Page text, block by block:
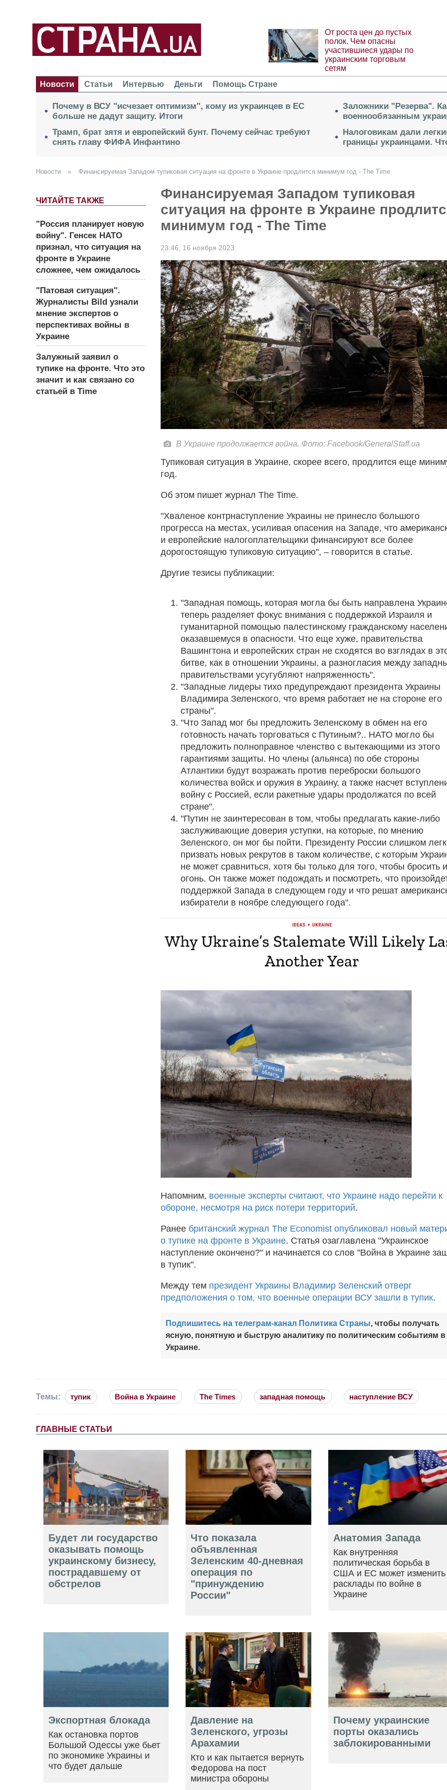
От роста цен до пустых
полок. Чем опасны
участившиеся удары по
украинским торговым
сетям
Новости
Статьи Интервью Деньги Помощь Стране
Почему в ВСУ "исчезает оптимизм", кому из украинцев в ЕС
больше не дадут защиту. Итоги
Трамп, брат зятя и европейский бунт. Почему сейчас требуют
снять главу ФИФА Инфантино
Заложники "Резерва".
военнообязанным
Налоговикам дали
границы украинцами.
Новости » Финансируемая Западом тупиковая ситуация на фронте в Украине продлится минимум год - The Time
ЧИТАЙТЕ ТАКЖЕ
"Россия планирует новую
войну". Генсек НАТО
признал, что ситуация на
фронте в Украине
сложнее, чем ожидалось
"Патовая ситуация".
Журналисты Bild узнали
мнение экспертов о
перспективах войны в
Украине
Залужный заявил о
тупике на фронте. Что это
значит и как связано со
статьей в Time
Финансируемая Западом тупиковая
ситуация на фронте в Украине
минимум год - The Time
23:46, 16 ноября 2023
В Украине продолжается война. Фото: Facebook/GeneralStaff.ua
Тупиковая ситуация в Украине, скорее всего, продлится еще
год.
Об этом пишет журнал The Time.
"Хваленое контрнаступление Украины не принесло большого
прогресса на местах, усиливая опасения на Западе, что
и европейские налогоплательщики финансируют все более
дорогостоящую тупиковую ситуацию", – говорится в статье.
Другие тезисы публикации:
"Западная помощь, которая могла бы быть направлена
теперь разделяет фокус внимания с поддержкой Израиля и
гуманитарной помощью палестинскому гражданскому
оказавшемуся в опасности. Что еще хуже, правительства
Вашингтона и европейских стран не сходятся во взглядах в
битве, как в отношении Украины, а разногласия между
правительствами усугубляют напряженность".
"Западные лидеры тихо предупреждают президента Украины
Владимира Зеленского, что время работает не на стороне его
страны".
"Что Запад мог бы предложить Зеленскому в обмен на его
готовность начать торговаться с Путиным?.. НАТО могло бы
предложить полноправное членство с вытекающими из этого
гарантиями защиты. Но члены (альянса) по обе стороны
Атлантики будут возражать против переброски большого
количества войск и оружия в Украину, а также насчет
войну с Россией, если ракетные удары продолжатся по всей
стране".
"Путин не заинтересован в том, чтобы предлагать какие-либо
заслуживающие доверия уступки, на которые, по мнению
Зеленского, он мог бы пойти. Президенту России слишком
призвать новых рекрутов в таком количестве, с которым
не может сравниться, хотя бы только для того, чтобы бросить
огонь. Он также может подождать и посмотреть, что
поддержкой Запада в следующем году и что решат
избиратели в ноябре следующего года".
Напомним, военные эксперты считают, что Украине надо перейти к
обороне, несмотря на риск потери территорий.
Ранее британский журнал The Economist опубликовал новый
о тупике на фронте в Украине. Статья озаглавлена "Украинское
наступление окончено?" и начинается со слов "Война в Украине
в тупик".
Между тем президент Украины Владимир Зеленский отверг
предположения о том, что военные операции ВСУ зашли в тупик.
Подпишитесь на телеграм-канал Политика Страны, чтобы получать
ясную, понятную и быструю аналитику по политическим событиям в
Украине.
Темы: тупик Война в Украине The Times западная помощь наступление ВСУ
ГЛАВНЫЕ СТАТЬИ
Будет ли государство
оказывать помощь
украинскому бизнесу,
пострадавшему от
обстрелов
Что показала
объявленная
Зеленским 40-дневная
операция по
"принуждению
России"
Анатомия Запада
Как внутренняя
политическая борьба в
США и ЕС может изменить
расклады по войне в
Украине
Экспортная блокада
Как остановка портов
Большой Одессы уже бьет
по экономике Украины и
что будет дальше
Давление на
Зеленского, угрозы
Арахамии
Кто и как пытается вернуть
Федорова на пост
министра обороны
Почему украинские
порты оказались
заблокированными